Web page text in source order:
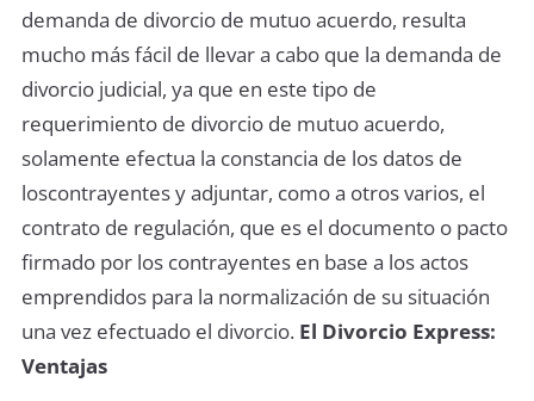
demanda de divorcio de mutuo acuerdo, resulta
mucho más fácil de llevar a cabo que la demanda de
divorcio judicial, ya que en este tipo de
requerimiento de divorcio de mutuo acuerdo,
solamente efectua la constancia de los datos de
loscontrayentes y adjuntar, como a otros varios, el
contrato de regulación, que es el documento o pacto
firmado por los contrayentes en base a los actos
emprendidos para la normalización de su situación
una vez efectuado el divorcio. El Divorcio Express:
Ventajas